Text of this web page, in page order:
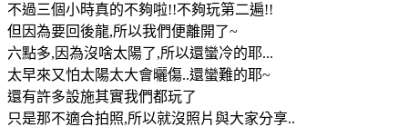
不過三個小時真的不夠啦!!不夠玩第二遍!!
但因為要回後龍,所以我們便離開了~
六點多,因為沒啥太陽了,所以還蠻冷的耶...
太早來又怕太陽太大會曬傷..還蠻難的耶~
還有許多設施其實我們都玩了
只是那不適合拍照,所以就沒照片與大家分享..